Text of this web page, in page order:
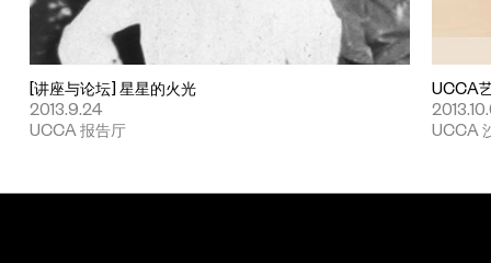
[讲座与论坛] 星星的火光
2013.9.24
UCCA 报告厅
UCCA
UCCA